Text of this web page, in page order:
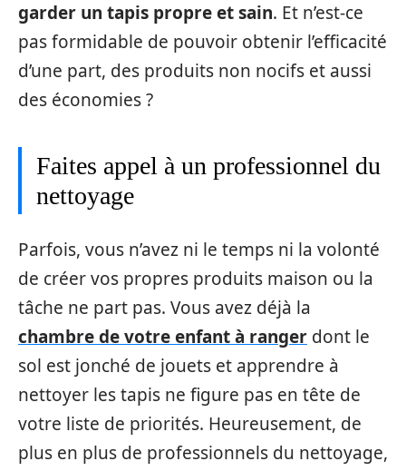
garder un tapis propre et sain. Et n’est-ce
pas formidable de pouvoir obtenir l’efficacité
d’une part, des produits non nocifs et aussi
des économies ?
Faites appel à un professionnel du
nettoyage
Parfois, vous n’avez ni le temps ni la volonté
de créer vos propres produits maison ou la
tâche ne part pas. Vous avez déjà la
chambre de votre enfant à ranger dont le
sol est jonché de jouets et apprendre à
nettoyer les tapis ne figure pas en tête de
votre liste de priorités. Heureusement, de
plus en plus de professionnels du nettoyage,